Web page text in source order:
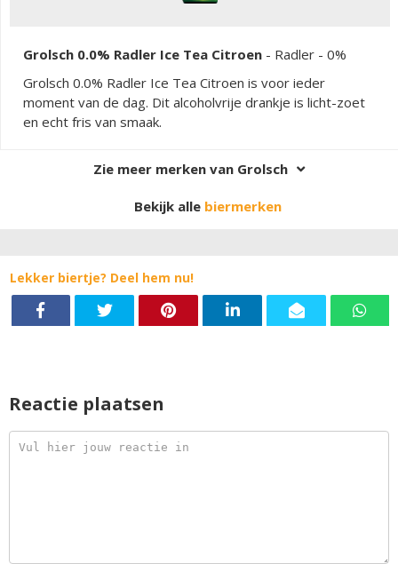
Grolsch 0.0% Radler Ice Tea Citroen - Radler - 0%
Grolsch 0.0% Radler Ice Tea Citroen is voor ieder
moment van de dag. Dit alcoholvrije drankje is licht-zoet
en echt fris van smaak.
Zie meer merken van Grolsch
Bekijk alle biermerken
Lekker biertje? Deel hem nu!
Reactie plaatsen